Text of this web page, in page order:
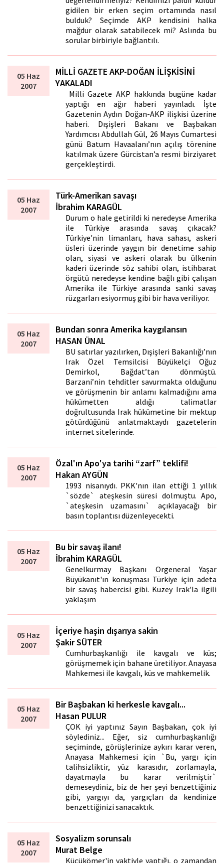
gidilen bir erken seçim ortamında nasıl
bulduk? Seçimde AKP kendisini halka
mağdur olarak satabilecek mi? Aslında bu
sorular birbiriyle bağlantılı.
05 Haz
2007
MİLLİ GAZETE AKP-DOĞAN İLİŞKİSİNİ
YAKALADI
Milli Gazete AKP hakkında bugüne kadar
yaptığı en ağır haberi yayınladı. İşte
Gazetenin Aydın Doğan-AKP ilişkisi üzerine
haberi. Dışişleri Bakanı ve Başbakan
Yardımcısı Abdullah Gül, 26 Mayıs Cumartesi
günü Batum Havaalanı’nın açılış törenine
katılmak üzere Gürcistan’a resmi birziyaret
gerçekleştirdi.
05 Haz
2007
Türk-Amerikan savaşı
İbrahim KARAGÜL
Durum o hale getirildi ki neredeyse Amerika
ile Türkiye arasında savaş çıkacak?
Türkiye'nin limanları, hava sahası, askeri
üsleri üzerinde yaygın bir denetime sahip
olan, siyasi ve askeri olarak bu ülkenin
kaderi üzerinde söz sahibi olan, istihbarat
örgütü neredeyse kendine bağlı gibi çalışan
Amerika ile Türkiye arasında sanki savaş
rüzgarları esiyormuş gibi bir hava veriliyor.
05 Haz
2007
Bundan sonra Amerika kaygılansın
HASAN ÜNAL
BU satırlar yazılırken, Dışişleri Bakanlığı’nın
Irak Özel Temsilcisi Büyükelçi Oğuz
Demirkol, Bağdat’tan dönmüştü.
Barzani’nin tehditler savurmakta olduğunu
ve görüşmenin bir anlamı kalmadığını ama
hükümetten aldığı talimatlar
doğrultusunda Irak hükümetine bir mektup
götürdüğünü anlatmaktaydı gazetelerin
internet sitelerinde.
05 Haz
2007
Özal'ın Apo'ya tarihi “zarf” teklifi!
Hakan AYGÜN
1993 nisanıydı. PKK'nın ilan ettiği 1 yıllık
`sözde` ateşkesin süresi dolmuştu. Apo,
`ateşkesin uzamasını` açıklayacağı bir
basın toplantısı düzenleyecekti.
05 Haz
2007
Bu bir savaş ilanı!
İbrahim KARAGÜL
Genelkurmay Başkanı Orgeneral Yaşar
Büyükanıt'ın konuşması Türkiye için adeta
bir savaş habercisi gibi. Kuzey Irak'la ilgili
yaklaşım
05 Haz
2007
İçeriye haşin dışarıya sakin
Şakir SÜTER
Cumhurbaşkanlığı ile kavgalı ve küs;
görüşmemek için bahane üretiliyor. Anayasa
Mahkemesi ile kavgalı, küs ve mahkemelik.
05 Haz
2007
Bir Başbakan ki herkesle kavgalı...
Hasan PULUR
ÇOK iyi yaptınız Sayın Başbakan, çok iyi
söylediniz... Eğer, siz cumhurbaşkanlığı
seçiminde, görüşlerinize aykırı karar veren,
Anayasa Mahkemesi için `Bu, yargı için
talihsizliktir, yüz karasıdır, zorlamayla,
dayatmayla bu karar verilmiştir`
demeseydiniz, biz de her şeyi benzettiğiniz
gibi, yargıyı da, yargıçları da kendinize
benzettiğinizi sanacaktık.
05 Haz
2007
Sosyalizm sorunsalı
Murat Belge
Küçükömer'in vaktiyle yaptığı, o zamandan